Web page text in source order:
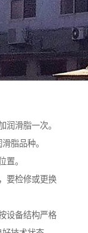
润滑脂一次。
脂品种。
置。
要检修或更换
设备结构严格